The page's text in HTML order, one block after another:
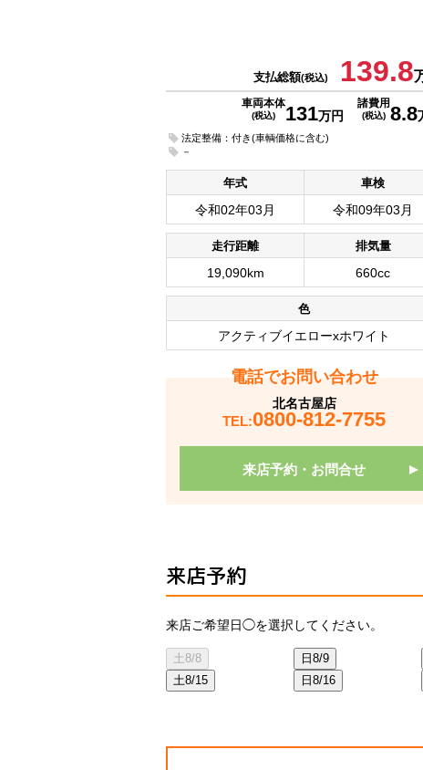
支払総額(税込) 139.8
車両本体
(税込) 131万円
諸費用
(税込) 8.8
法定整備：付き(車輌価格に含む)
－
年式 車検
令和02年03月 令和09年03月
走行距離 排気量
19,090km 660cc
色
アクティブイエローxホワイト
電話でお問い合わせ
北名古屋店
TEL:0800-812-7755
来店予約・お問合せ
来店予約
来店ご希望日◯を選択してください。
土8/8 日8/9
土8/15 日8/16